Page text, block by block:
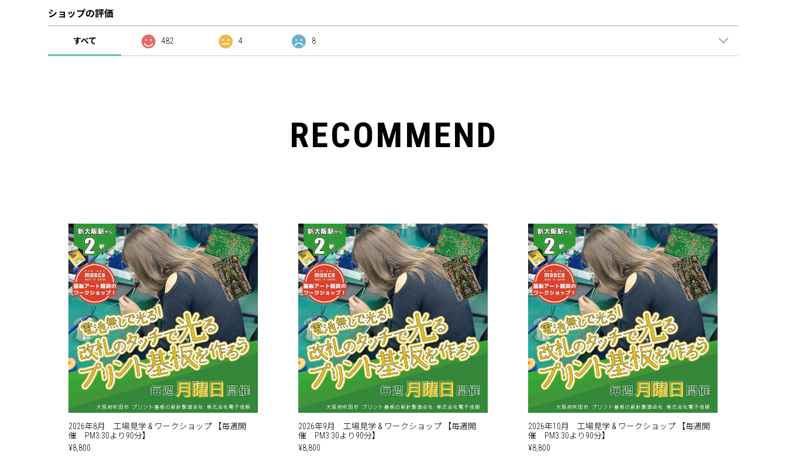
ショップの評価
すべて 482 4 8
RECOMMEND
2026年8月 工場見学 & ワークショップ 【毎週開
催 PM3:30より90分】
¥8,800
2026年9月 工場見学 & ワークショップ 【毎週開
催 PM3:30より90分】
¥8,800
2026年10月 工場見学 & ワークショップ 【毎週開
催 PM3:30より90分】
¥8,800